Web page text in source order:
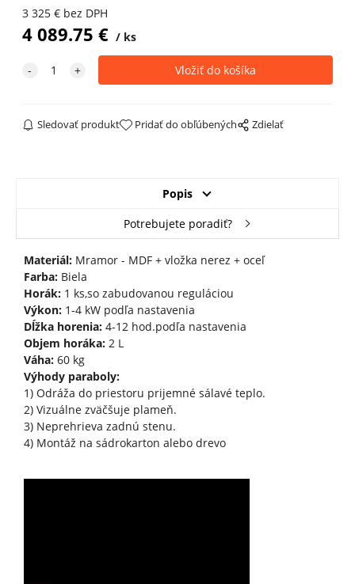
3 325€ bez DPH
4 089.75 € ks
Sledovať produkt Pridať do obľúbených Zdielať
Popis
Potrebujete poradiť?
Materiál:Mramor - MDF + vložka nerez + oceľ
Farba: Biela
Horák:1 ks,so zabudovanou reguláciou
Výkon: 1-4 kW podľa nastavenia
Dĺžka horenia:4-12 hod.podľa nastavenia
Objem horáka:2 L
Váha:60 kg
Výhody paraboly:
1) Odráža do priestoru prijemné sálavé teplo.
2) Vizuálne zväčšuje plameň.
3) Neprehrieva zadnú stenu.
4) Montáž na sádrokarton alebo drevo